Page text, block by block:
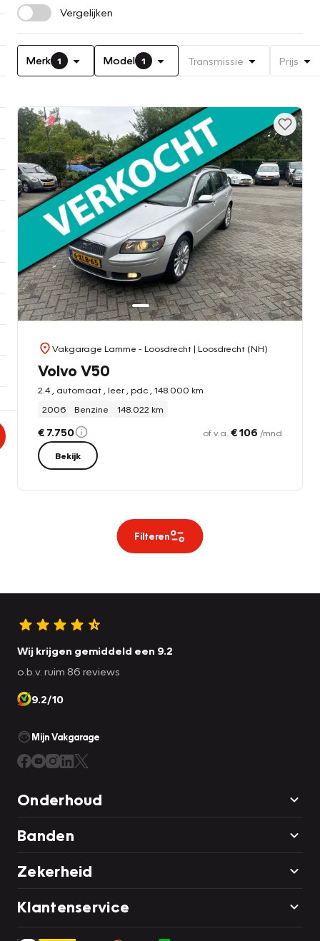
Vergelijken
Merk 1 Model 1 Transmissie Prijs
Vakgarage Lamme - Loosdrecht| Loosdrecht (NH)
Volvo V50
2.4 , automaat , leer , pdc , 148.000 km
2006
Benzine 148.022 km
€ 7.750 of v.a. € 106 /mnd
Bekijk
Filteren
Wij krijgen gemiddeld een 9.2
o.b.v. ruim 86 reviews
9.2/10
Mijn Vakgarage
Onderhoud
Banden
Zekerheid
Klantenservice